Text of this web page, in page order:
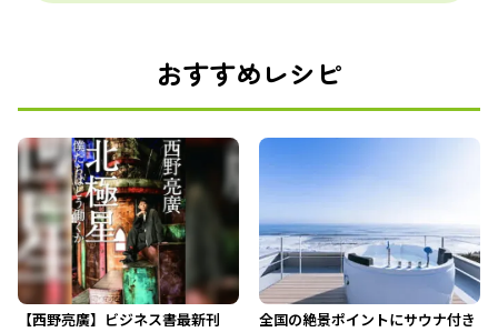
おすすめレシピ
【西野亮廣】ビジネス書最新刊
全国の絶景ポイントにサウナ付き